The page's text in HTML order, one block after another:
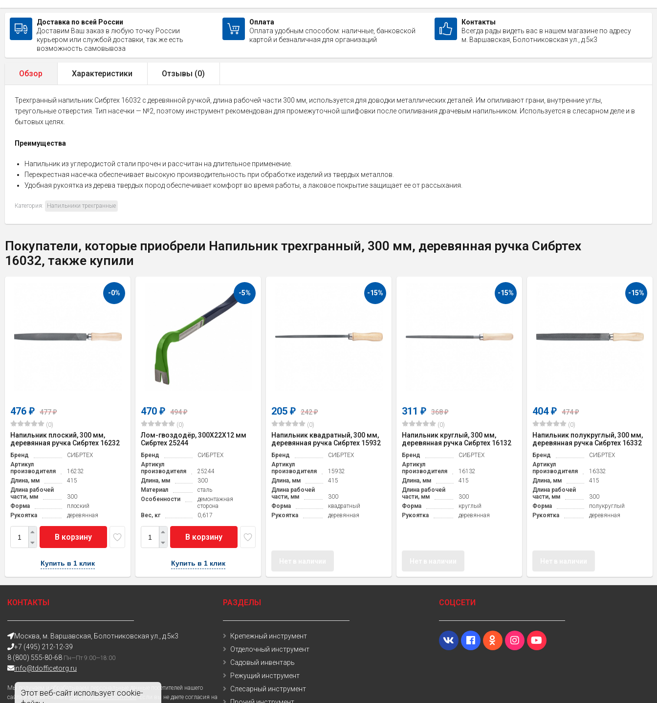
Этот веб-сайт использует cookie-
Доставка по всей России
Доставим Ваш заказ в любую точку России
курьером или службой доставки, так же есть
возможность самовывоза
Оплата
Оплата удобным способом: наличные, банковской
картой и безналичная для организаций
Контакты
Всегда рады видеть вас в нашем магазине по адресу
м. Варшавская, Болотниковская ул., д.5к3
Обзор Характеристики Отзывы (0)
Трехгранный напильник Сибртех 16032 с деревянной ручкой, длина рабочей части 300 мм, используется для доводки металлических деталей. Им опиливают грани, внутренние углы,
треугольные отверстия. Тип насечки — №2, поэтому инструмент рекомендован для промежуточной шлифовки после опиливания драчевым напильником. Используется в слесарном деле и в
бытовых целях.
Преимущества
Напильник из углеродистой стали прочен и рассчитан на длительное применение.
Перекрестная насечка обеспечивает высокую производительность при обработке изделий из твердых металлов.
Удобная рукоятка из дерева твердых пород обеспечивает комфорт во время работы, а лаковое покрытие защищает ее от рассыхания.
Категория: Напильники трехгранные
Покупатели, которые приобрели Напильник трехгранный, 300 мм, деревянная ручка Сибртех
16032, также купили
-0%
476 ₽ 477₽
(0)
Напильник плоский, 300 мм,
деревянная ручка Сибртех 16232
Бренд
СИБРТЕХ
Артикул
производителя
16232
Длина, мм
415
Длина рабочей
части, мм
300
Форма
плоский
Рукоятка
деревянная
В корзину
Купить в 1 клик
-5%
470 ₽ 494₽
(0)
Лом-гвоздодёр, 300X22X12 мм
Сибртех 25244
Бренд
СИБРТЕХ
Артикул
производителя
25244
Длина, мм
300
Материал
сталь
Особенности
демонтажная
сторона
Вес, кг
0,617
В корзину
Купить в 1 клик
-15%
205 ₽ 242₽
(0)
Напильник квадратный, 300 мм,
деревянная ручка Сибртех 15932
Бренд
СИБРТЕХ
Артикул
производителя
15932
Длина, мм
415
Длина рабочей
части, мм
300
Форма
квадратный
Рукоятка
деревянная
-15%
311 ₽ 368₽
(0)
Напильник круглый, 300 мм,
деревянная ручка Сибртех 16132
Бренд
СИБРТЕХ
Артикул
производителя
16132
Длина, мм
415
Длина рабочей
части, мм
300
Форма
круглый
Рукоятка
деревянная
-15%
404 ₽ 474₽
(0)
Напильник полукруглый, 300 мм,
деревянная ручка Сибртех 16332
Бренд
СИБРТЕХ
Артикул
производителя
16332
Длина, мм
415
Длина рабочей
части, мм
300
Форма
полукруглый
Рукоятка
деревянная
КОНТАКТЫ
Москва, м. Варшавская, Болотниковская ул., д.5к3
+7 (495) 212-12-39
8 (800) 555-80-68 Пн—Пт 9:00—18:00
info@tdofficetorg.ru
Мы получаем и обрабатываем персональные данные посетителей нашего
сайта в соответствии с официальной политикой. Если вы не даете согласия на
РАЗДЕЛЫ
Крепежный инструмент
Отделочный инструмент
Садовый инвентарь
Режущий инструмент
Слесарный инструмент
СОЦСЕТИ